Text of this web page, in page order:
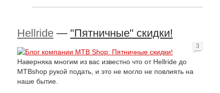
Hellride — "Пятничные" скидки!
Наверняка многим из вас известно что от Hellride до
MTBshop рукой подать, и это не могло не повлиять на
наше бытие.
3